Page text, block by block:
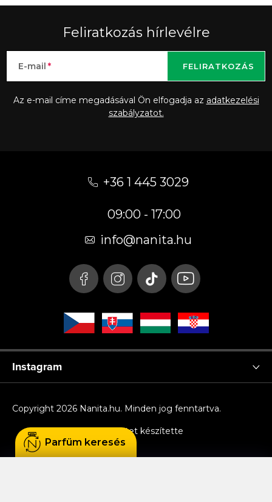
Feliratkozás hírlevélre
E-mail
Az e-mail címe megadásával Ön elfogadja az adatkezelési
szabályzatot.
FELIRATKOZÁS
+36 1 445 3029
09:00 - 17:00
info@nanita.hu
Instagram
Shoptet készítette
Copyright 2026 Nanita.hu. Minden jog fenntartva.
Parfüm keresés